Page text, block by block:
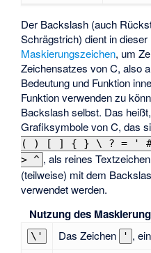
Der Backslash (auch
Schrägstrich) dient in
Maskierungszeichen, um
Zeichensatzes von C, also
Bedeutung und Funktion
Funktion verwenden zu
Backslash selbst. Das
Grafiksymbole von C, das
( ) [ ] { } \ ? = '
> ^ , als reines
(teilweise) mit dem
verwendet werden.
Nutzung des
\' Das Zeichen ' ,